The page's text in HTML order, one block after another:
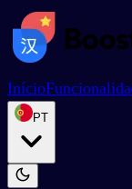
Início
PT